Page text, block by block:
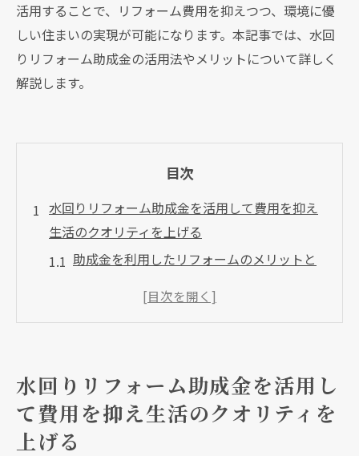
活用することで、リフォーム費用を抑えつつ、環境に優
しい住まいの実現が可能になります。本記事では、水回
りリフォーム助成金の活用法やメリットについて詳しく
解説します。
目次
水回りリフォーム助成金を活用して費用を抑え
生活のクオリティを上げる
助成金を利用したリフォームのメリットと
コストを抑えた水回りリフォームの実現方
水回りリフォームで得られる生活の質向上
予算内での最適なリフォーム計画の立て方
助成金の賢い受け取り方とその活用法
水回りリフォーム助成金を活用し
て費用を抑え生活のクオリティを
上げる